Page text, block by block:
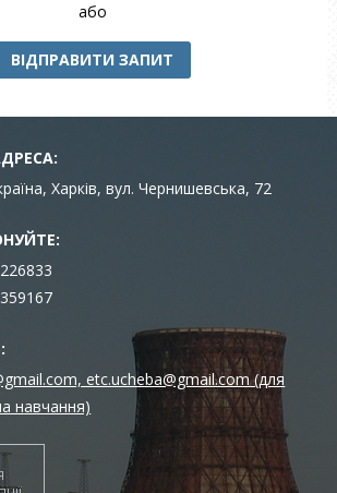
або
ВІДПРАВИТИ ЗАПИТ
Харків, вул. Чернишевська, 72
etc.ucheba@gmail.com (для
навчання)